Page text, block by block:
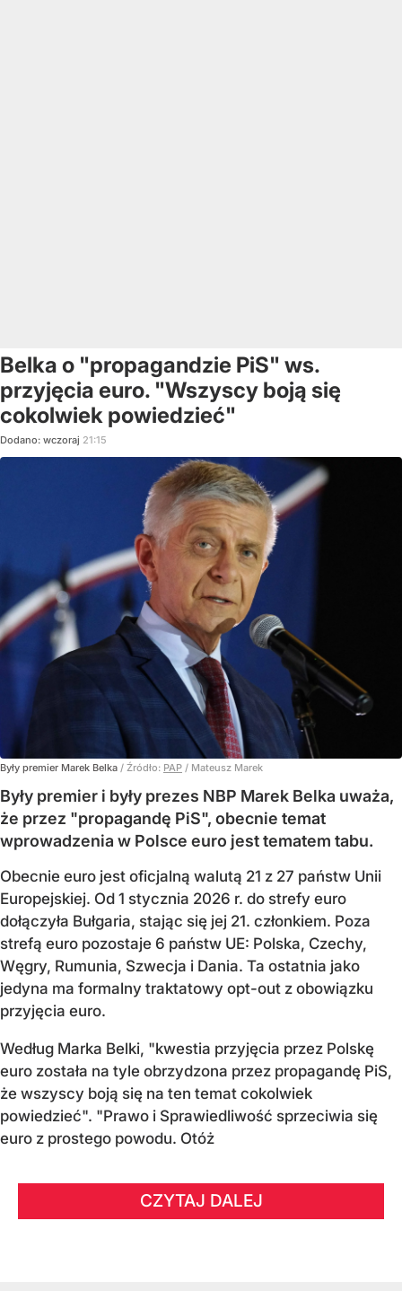
Belka o "propagandzie PiS" ws.
przyjęcia euro. "Wszyscy boją się
cokolwiek powiedzieć"
Dodano: wczoraj 21:15
Były premier Marek Belka / Źródło: PAP / Mateusz Marek
Były premier i były prezes NBP Marek Belka uważa,
że przez "propagandę PiS", obecnie temat
wprowadzenia w Polsce euro jest tematem tabu.
Obecnie euro jest oficjalną walutą 21 z 27 państw Unii
Europejskiej. Od 1 stycznia 2026 r. do strefy euro
dołączyła Bułgaria, stając się jej 21. członkiem. Poza
strefą euro pozostaje 6 państw UE: Polska, Czechy,
Węgry, Rumunia, Szwecja i Dania. Ta ostatnia jako
jedyna ma formalny traktatowy opt-out z obowiązku
przyjęcia euro.
Według Marka Belki, "kwestia przyjęcia przez Polskę
euro została na tyle obrzydzona przez propagandę PiS,
że wszyscy boją się na ten temat cokolwiek
powiedzieć". "Prawo i Sprawiedliwość sprzeciwia się
euro z prostego powodu. Otóż
CZYTAJ DALEJ